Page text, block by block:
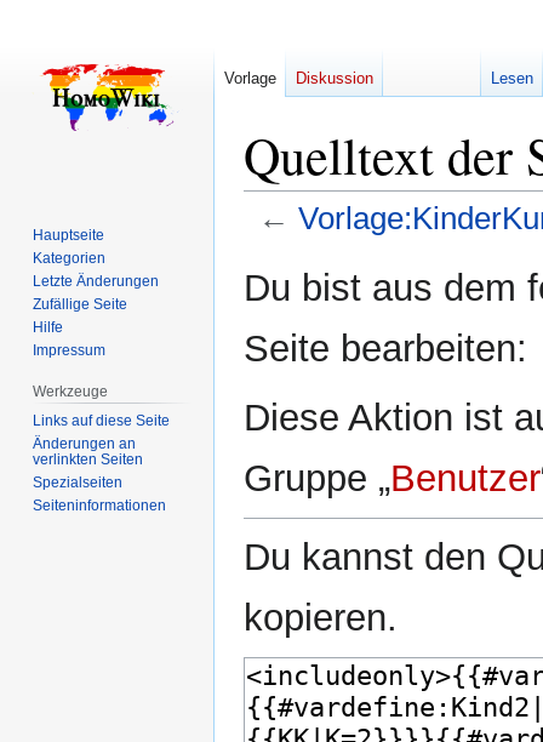
Quelltext der
←
Navigation
Suche
Du bist aus dem
Seite bearbeiten:
Diese Aktion ist
Gruppe „Benutzer
Du kannst den
kopieren.
Vorlage Diskussion Lesen
Hauptseite
Kategorien
Letzte Änderungen
Zufällige Seite
Hilfe
Impressum
Werkzeuge
Links auf diese Seite
Änderungen an
verlinkten Seiten
Spezialseiten
Seiten­­informationen